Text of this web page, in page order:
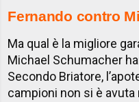
Fernando contro
Ma qual è la migliore
Michael Schumacher
Secondo Briatore,
campioni non si è avuta